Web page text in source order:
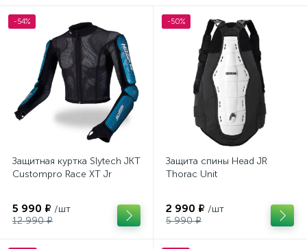
-54%
Защитная куртка Slytech JKT
Custompro Race XT Jr
5 990 ₽ /шт
12 990 ₽
-50%
Защита спины Head JR
Thorac Unit
2 990 ₽ /шт
5 990 ₽